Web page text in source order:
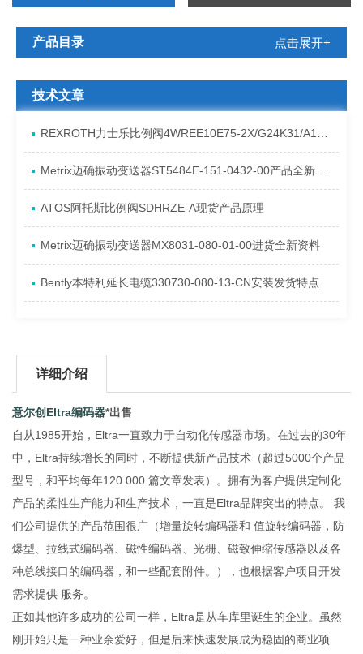
产品目录 点击展开+
技术文章
REXROTH力士乐比例阀4WREE10E75-2X/G24K31/A1V原厂发货资料
Metrix迈确振动变送器ST5484E-151-0432-00产品全新介绍
ATOS阿托斯比例阀SDHRZE-A现货产品原理
Metrix迈确振动变送器MX8031-080-01-00进货全新资料
Bently本特利延长电缆330730-080-13-CN安装发货特点
详细介绍
意尔创Eltra编码器*出售
自从1985开始，Eltra一直致力于自动化传感器市场。在过去的30年
中，Eltra持续增长的同时，不断提供新产品技术（超过5000个产品
型号，和平均每年120.000 篇文章发表）。拥有为客户提供定制化
产品的柔性生产能力和生产技术，一直是Eltra品牌突出的特点。 我
们公司提供的产品范围很广（增量旋转编码器和 值旋转编码器，防
爆型、拉线式编码器、磁性编码器、光栅、磁致伸缩传感器以及各
种总线接口的编码器，和一些配套附件。），也根据客户项目开发
需求提供 服务。
正如其他许多成功的公司一样，Eltra是从车库里诞生的企业。虽然
刚开始只是一种业余爱好，但是后来快速发展成为稳固的商业项